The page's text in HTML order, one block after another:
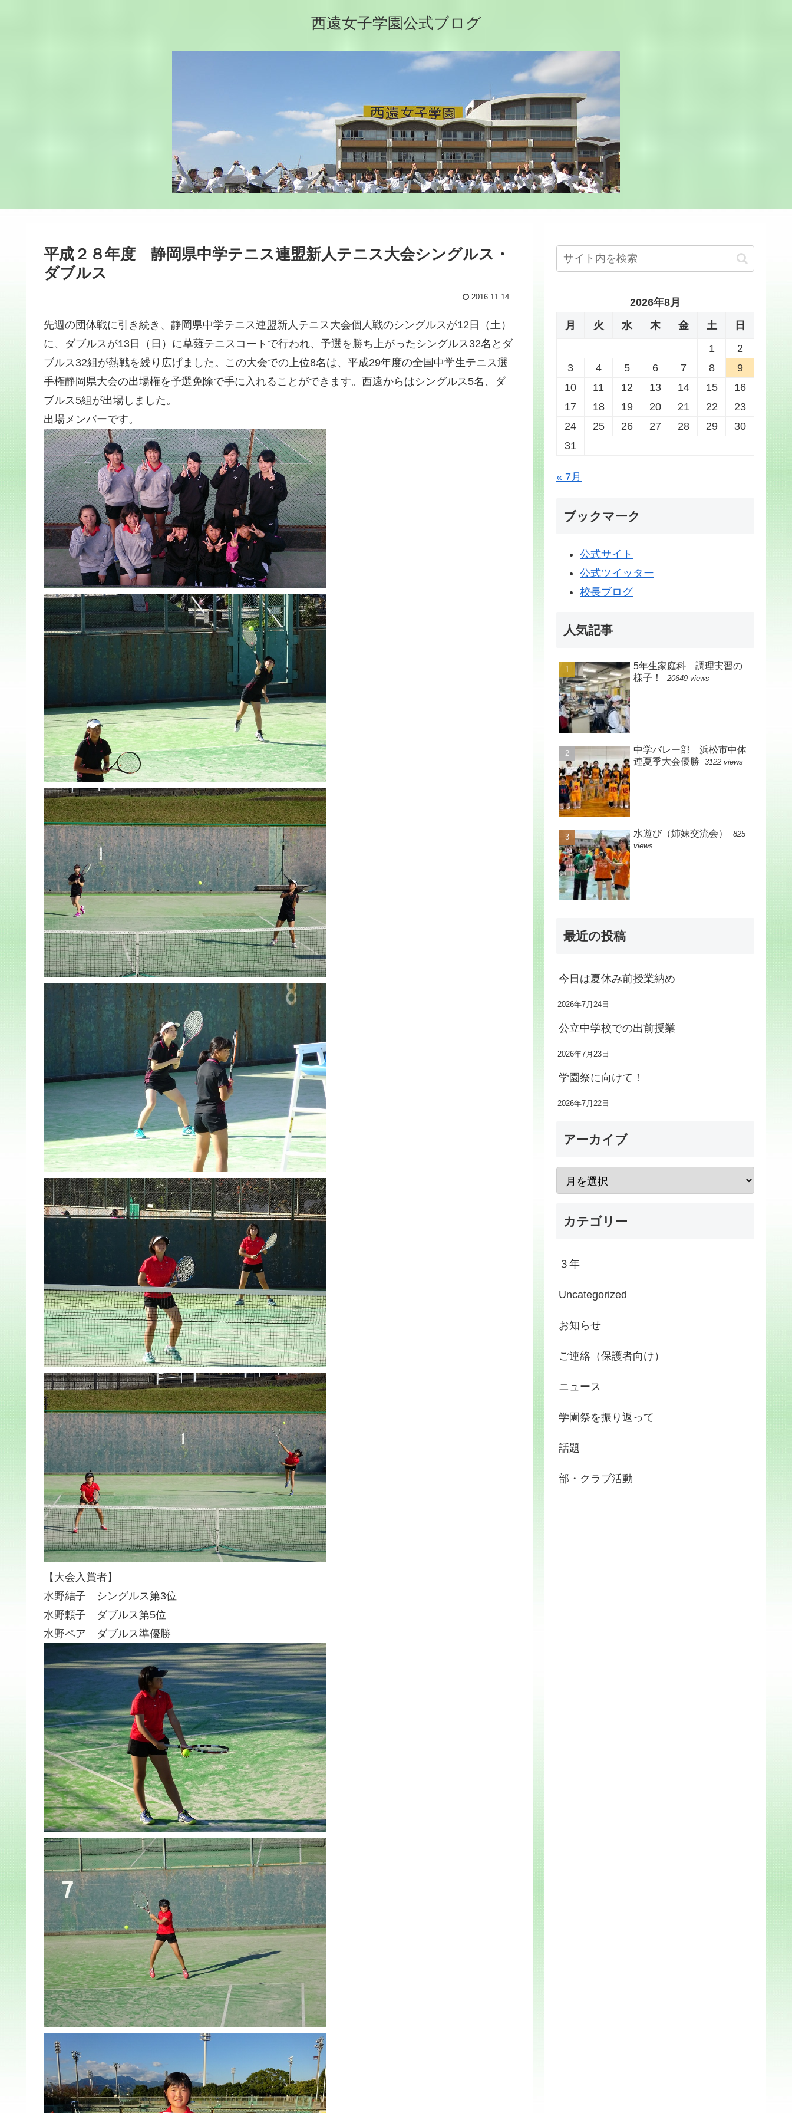
西遠女子学園公式ブログ
平成２８年度 静岡県中学テニス連盟新人テニス大会シングルス・
ダブルス
2016.11.14
先週の団体戦に引き続き、静岡県中学テニス連盟新人テニス大会個人戦のシングルスが12日（土）
に、ダブルスが13日（日）に草薙テニスコートで行われ、予選を勝ち上がったシングルス32名とダ
ブルス32組が熱戦を繰り広げました。この大会での上位8名は、平成29年度の全国中学生テニス選
手権静岡県大会の出場権を予選免除で手に入れることができます。西遠からはシングルス5名、ダ
ブルス5組が出場しました。
出場メンバーです。
【大会入賞者】
水野結子 シングルス第3位
水野頼子 ダブルス第5位
水野ペア ダブルス準優勝
2026年8月
月
火 水 木 金 土
日
1
2
3
4 5 6 7 8
9
10
11 12 13 14 15
16
17
18 19 20 21 22
23
24
25 26 27 28 29
30
31
« 7月
ブックマーク
公式サイト
公式ツイッター
校長ブログ
人気記事
5年生家庭科 調理実習の
様子！
20649 views
中学バレー部 浜松市中体
連夏季大会優勝
3122 views
水遊び（姉妹交流会）
825
views
最近の投稿
今日は夏休み前授業納め
2026年7月24日
公立中学校での出前授業
2026年7月23日
学園祭に向けて！
2026年7月22日
アーカイブ
カテゴリー
３年
Uncategorized
お知らせ
ご連絡（保護者向け）
ニュース
学園祭を振り返って
話題
部・クラブ活動